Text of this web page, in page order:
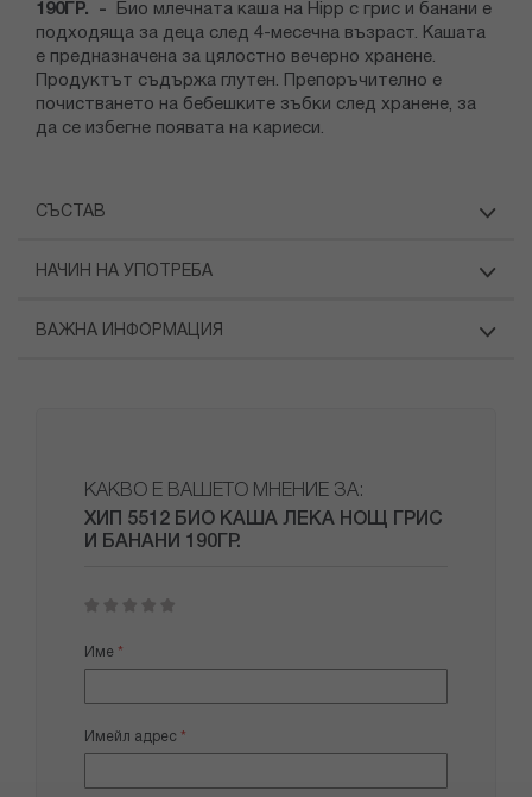
190ГР. -
Био млечната каша на Hipp с грис и банани е
подходяща за деца след 4-месечна възраст. Кашата
е предназначена за цялостно вечерно хранене.
Продуктът съдържа глутен. Препоръчително е
почистването на бебешките зъбки след хранене, за
да се избегне появата на кариеси.
СЪСТАВ
НАЧИН НА УПОТРЕБА
ВАЖНА ИНФОРМАЦИЯ
КАКВО Е ВАШЕТО МНЕНИЕ ЗА:
ХИП 5512 БИО КАША ЛЕКА НОЩ ГРИС
И БАНАНИ 190ГР.
star
stars
stars
stars
stars
Име
Имейл адрес